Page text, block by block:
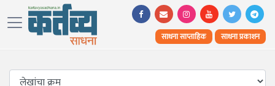
साधना साप्ताहिक साधना प्रकाशन